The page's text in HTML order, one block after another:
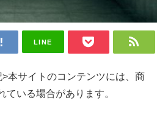
LINE
本サイトのコンテンツには、商
ている場合があります。